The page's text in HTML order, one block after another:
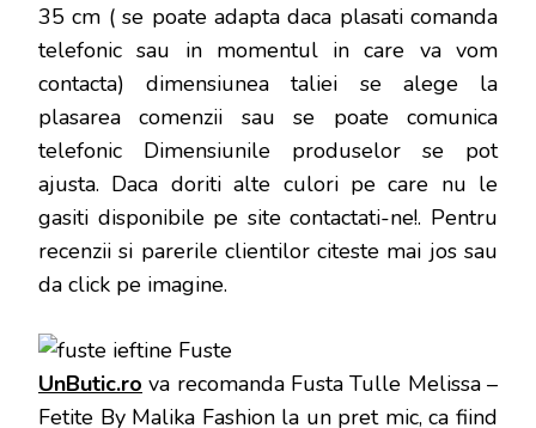
35 cm ( se poate adapta daca plasati comanda
telefonic sau in momentul in care va vom
contacta) dimensiunea taliei se alege la
plasarea comenzii sau se poate comunica
telefonic Dimensiunile produselor se pot
ajusta. Daca doriti alte culori pe care nu le
gasiti disponibile pe site contactati-ne!. Pentru
recenzii si parerile clientilor citeste mai jos sau
da click pe imagine.
UnButic.ro va recomanda Fusta Tulle Melissa –
Fetite By Malika Fashion la un pret mic, ca fiind